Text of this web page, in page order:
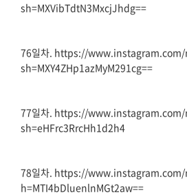
sh=MXVibTdtN3MxcjJhdg==
76일차. https://
sh=MXY4ZHp1azMyM291cg==
77일차. https://www.instagram.com/
sh=eHFrc3RrcHh1d2h4
78일차. https://
h=MTI4bDluenlnMGt2aw==